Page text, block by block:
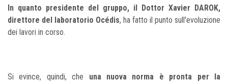
In quanto presidente del gruppo, il Dottor Xavier DAROK,
direttore del laboratorio Océdis, ha fatto il punto sull'evoluzione
dei lavori in corso.
Si evince, quindi, che una nuova norma è pronta per la